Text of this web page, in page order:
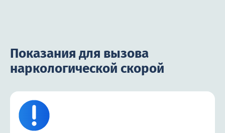
Показания для вызова
наркологической скорой